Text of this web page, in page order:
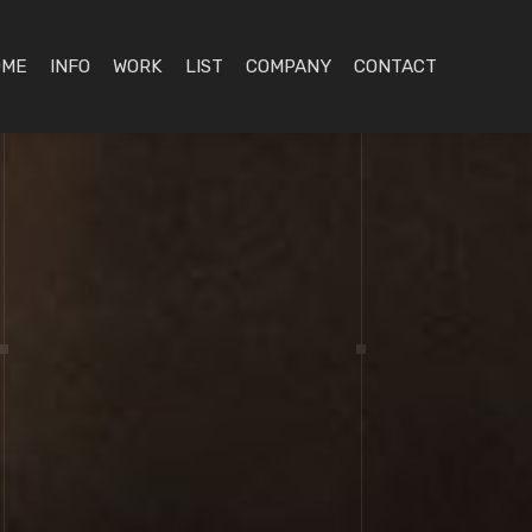
INFO WORK LIST COMPANY CONTACT